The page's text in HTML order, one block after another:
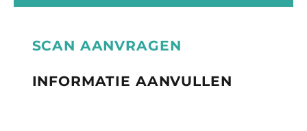
SCAN AANVRAGEN
INFORMATIE AANVULLEN